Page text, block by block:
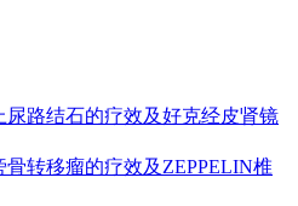
路结石的疗效及好克经皮肾镜
转移瘤的疗效及ZEPPELIN椎